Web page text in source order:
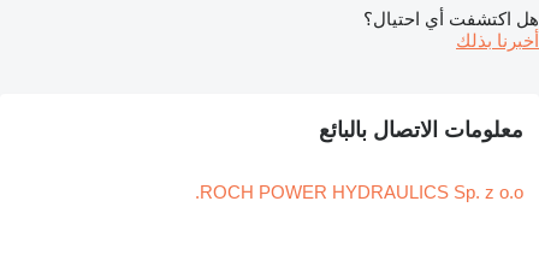
هل اكتشفت أي احتيال؟
أخبرنا بذلك
معلومات الاتصال بالبائع
ROCH POWER HYDRAULICS Sp. z o.o.